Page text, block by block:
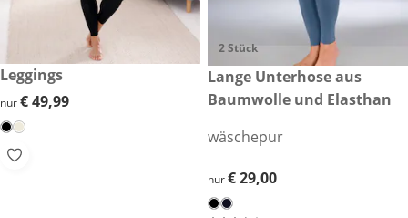
€ 49,99
Leggings
€ 49,99
nur€ 49,99
2 Stück
€ 29,00
Lange Unterhose aus
Baumwolle und Elasthan
wäschepur
€ 29,00
nur€ 29,00